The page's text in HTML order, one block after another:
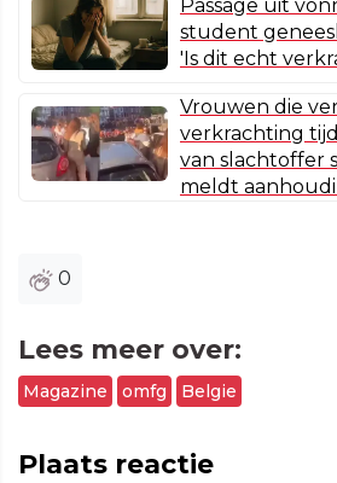
Passage uit
student
'Is dit echt
Vrouwen die
verkrachting
van slachtoffer
meldt
0
Lees meer over:
Magazine omfg Belgie
Plaats reactie